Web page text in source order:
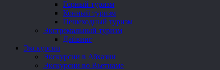
Горный туризм
Конный туризм
Пешеходный туризм
Экстремальный туризм
Дайвинг
Экскурсии
Экскурсии в Абхазии
Экскурсии во Вьетнаме